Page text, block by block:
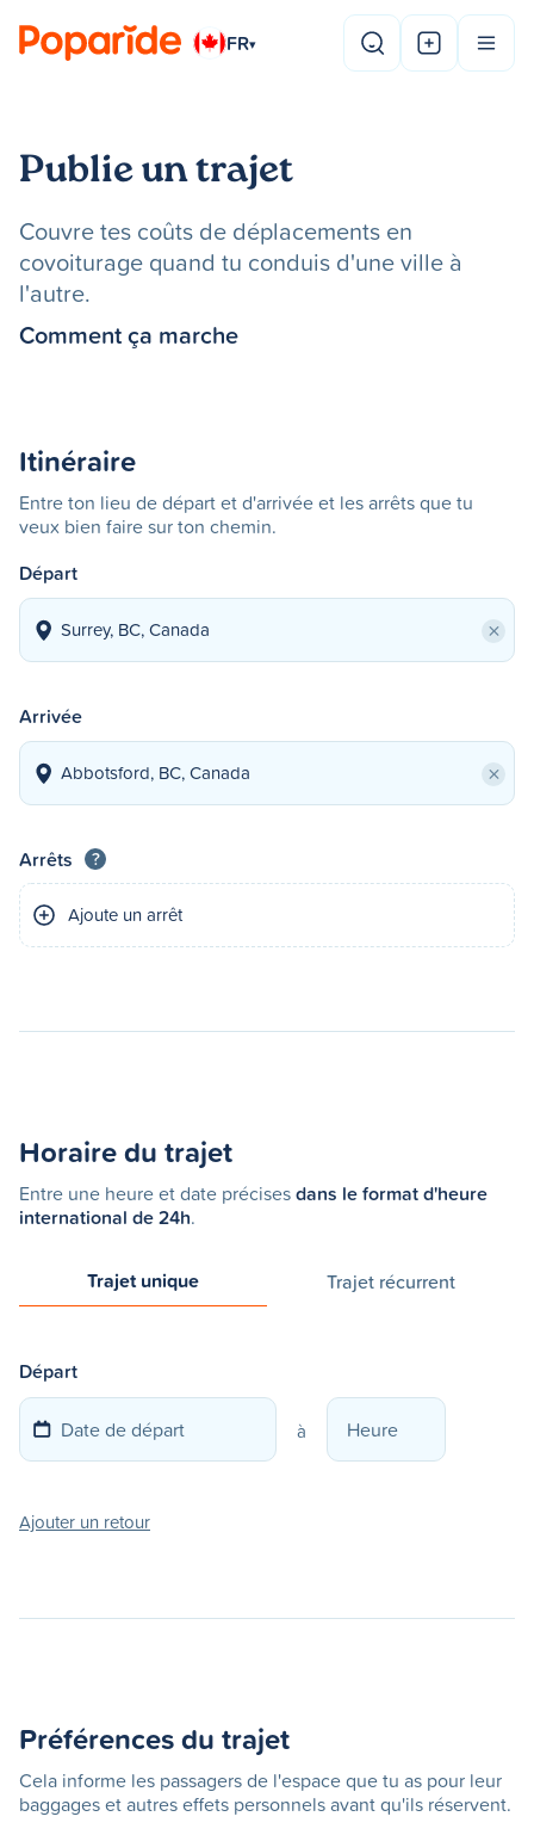
FR▾
Publie un trajet
Couvre tes coûts de déplacements en
covoiturage quand tu conduis d'une ville à
l'autre.
Comment ça marche
Itinéraire
Entre ton lieu de départ et d'arrivée et les arrêts que tu
veux bien faire sur ton chemin.
Départ
×
Arrivée
×
Arrêts ?
Ajoute un arrêt
Horaire du trajet
Entre une heure et date précisesdans le format d'heure
international de 24h.
Trajet unique Trajet récurrent
Départ
à
Ajouter un retour
Préférences du trajet
Cela informe les passagers de l'espace que tu as pour leur
baggages et autres effets personnels avant qu'ils réservent.